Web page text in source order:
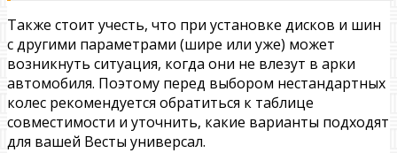
Также стоит учесть, что при установке дисков и шин
с другими параметрами (шире или уже) может
возникнуть ситуация, когда они не влезут в арки
автомобиля. Поэтому перед выбором нестандартных
колес рекомендуется обратиться к таблице
совместимости и уточнить, какие варианты подходят
для вашей Весты универсал.